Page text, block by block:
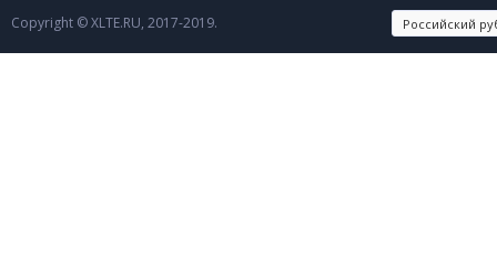
Copyright © XLTE.RU, 2017-2019.